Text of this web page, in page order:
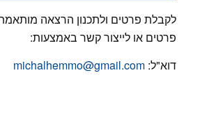
לקבלת פרטים ולתכנון הרצאה
פרטים או לייצור קשר באמצעות:
דוא"ל: michalhemmo@gmail.com